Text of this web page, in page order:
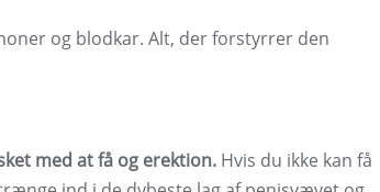
og blodkar. Alt, der forstyrrer den
med at få og erektion. Hvis du ikke kan få